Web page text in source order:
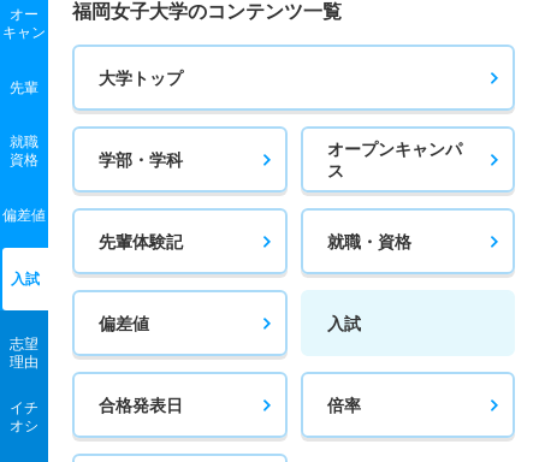
オー
キャン
先輩
就職
資格
偏差値
入試
志望
理由
イチ
オシ
福岡女子大学のコンテンツ一覧
大学トップ
学部・学科
オープンキャンパ
ス
先輩体験記 就職・資格
偏差値 入試
合格発表日 倍率